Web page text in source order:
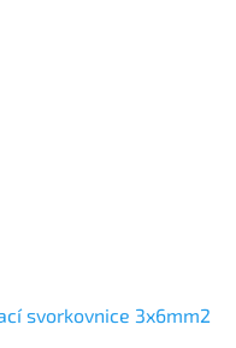
svorkovnice 3x6mm2